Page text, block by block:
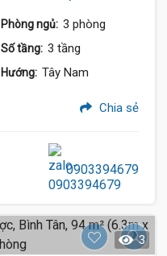
Phòng ngủ: 3 phòng
Số tầng: 3 tầng
Hướng: Tây Nam
Chia sẻ
0903394679
3